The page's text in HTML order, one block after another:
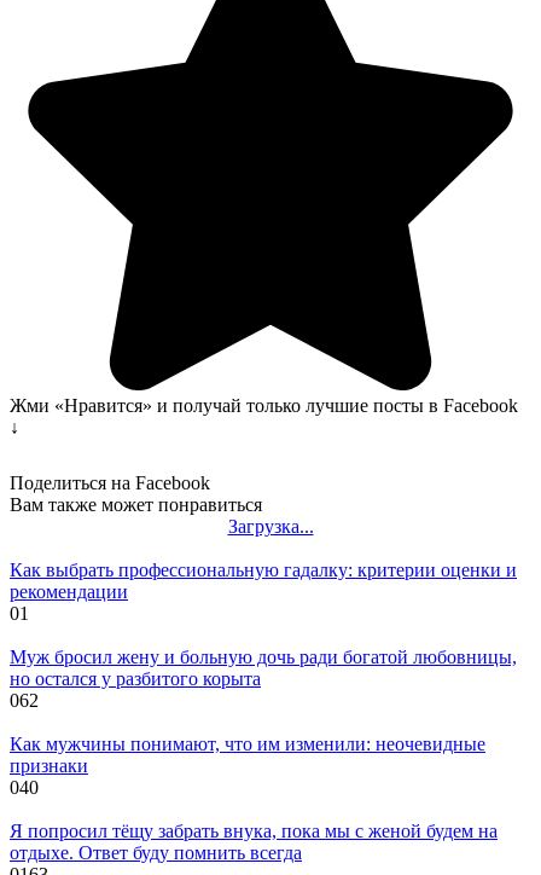
Жми «Нравится» и получай только лучшие посты в Facebook
↓
Поделиться на Facebook
Вам также может понравиться
Загрузка...
Как выбрать профессиональную гадалку: критерии оценки и
рекомендации
01
Муж бросил жену и больную дочь ради богатой любовницы,
но остался у разбитого корыта
062
Как мужчины понимают, что им изменили: неочевидные
признаки
040
Я попросил тёщу забрать внука, пока мы с женой будем на
отдыхе. Ответ буду помнить всегда